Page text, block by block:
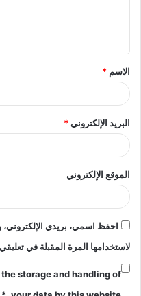
ق
*
الاسم *
البريد الإلكتروني*
الموقع الإلكتروني
احفظ اسمي، بريدي الإلكتروني،
لاستخدامها المرة المقبلة في
storage and handling of